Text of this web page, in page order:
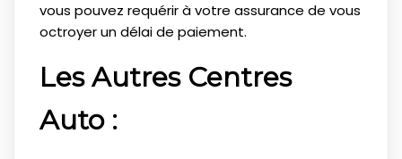
vous pouvez requérir à votre assurance de vous
octroyer un délai de paiement.
Les Autres Centres
Auto :